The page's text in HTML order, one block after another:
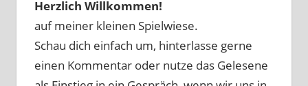
Herzlich Willkommen!
auf meiner kleinen Spielwiese.
Schau dich einfach um, hinterlasse gerne
einen Kommentar oder nutze das Gelesene